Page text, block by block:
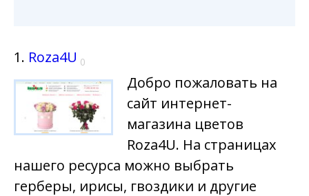
1. Roza4U 0
Добро пожаловать на
сайт интернет-
магазина цветов
Roza4U. На страницах
нашего ресурса можно выбрать
герберы, ирисы, гвоздики и другие